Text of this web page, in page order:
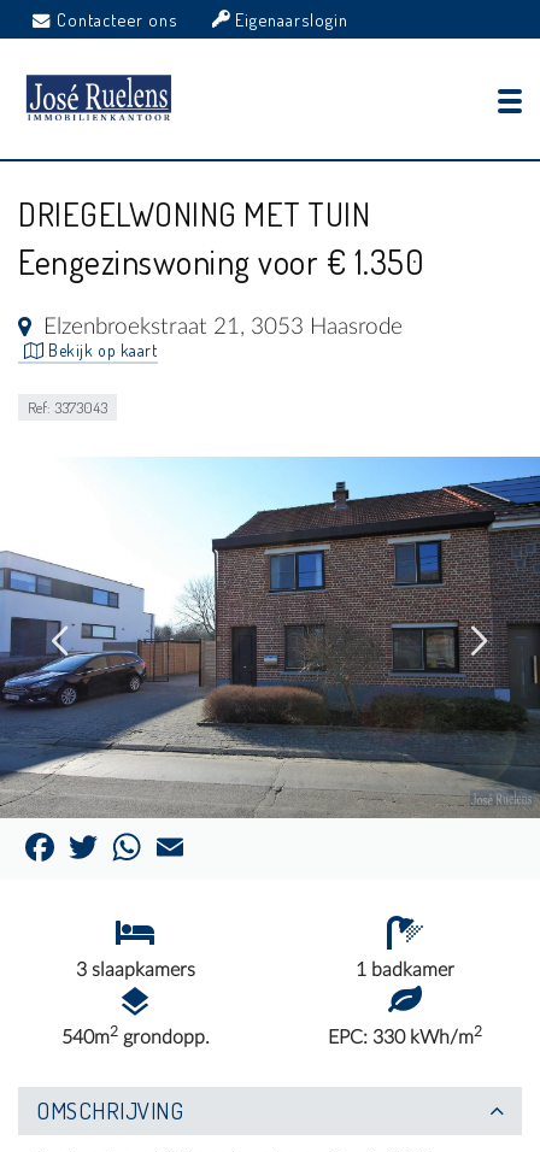
Contacteer ons Eigenaarslogin
DRIEGELWONING MET TUIN
Eengezinswoning voor € 1.350
Elzenbroekstraat 21, 3053 Haasrode
Bekijk op kaart
Ref: 3373043
FacebookTwitterWhatsApp
3 slaapkamers 1 badkamer
540m2grondopp. EPC: 330 kWh/m2
OMSCHRIJVING